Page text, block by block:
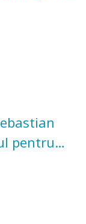
pentru